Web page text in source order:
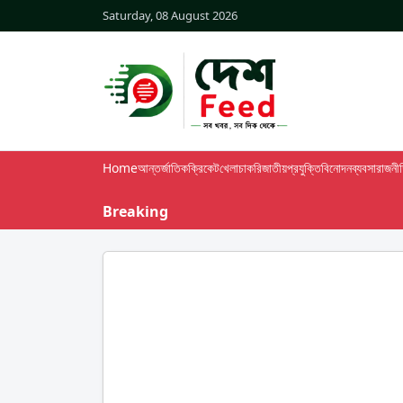
Saturday, 08 August 2026
Homeআন্তর্জাতিকক্রিকেটখেলাচাকরিজাতীয়প্রযুক্তিবিনোদনব্যবসা
Breaking